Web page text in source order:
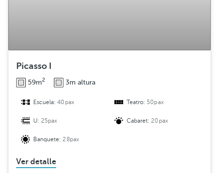
Picasso I
59m2 3m altura
Escuela:40pax Teatro: 50pax
U:25pax Cabaret:20pax
Banquete:28pax
Ver detalle